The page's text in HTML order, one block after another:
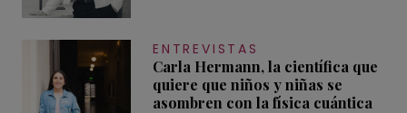
ENTREVISTAS
Carla Hermann, la científica que
quiere que niños y niñas se
asombren con la física cuántica